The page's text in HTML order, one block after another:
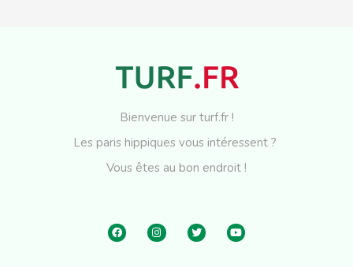
Bienvenue sur turf.fr !
Les paris hippiques vous intéressent ?
Vous êtes au bon endroit !